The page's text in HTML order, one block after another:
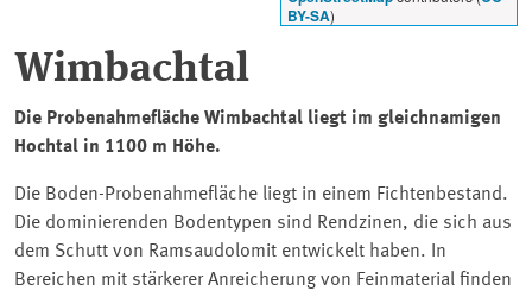
BY-SA)
Wimbachtal
Die Probenahmefläche Wimbachtal liegt im gleichnamigen
Hochtal in 1100 m Höhe.
Die Boden-Probenahmefläche liegt in einem Fichtenbestand.
Die dominierenden Bodentypen sind Rendzinen, die sich aus
dem Schutt von Ramsaudolomit entwickelt haben. In
Bereichen mit stärkerer Anreicherung von Feinmaterial finden